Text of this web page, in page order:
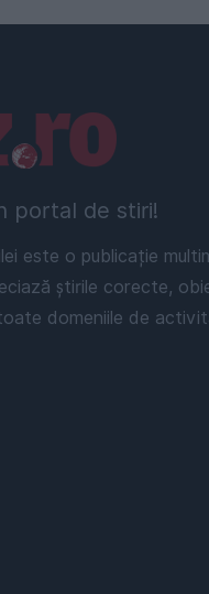
portal de stiri!
este o publicație
știrile corecte,
domeniile de